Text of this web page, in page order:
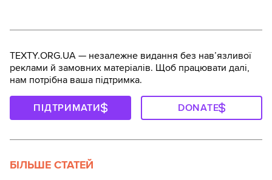
TEXTY.ORG.UA — незалежне видання без навʼязливої
реклами й замовних матеріалів. Щоб працювати далі,
нам потрібна ваша підтримка.
ПІДТРИМАТИ DONATE
БІЛЬШЕ СТАТЕЙ